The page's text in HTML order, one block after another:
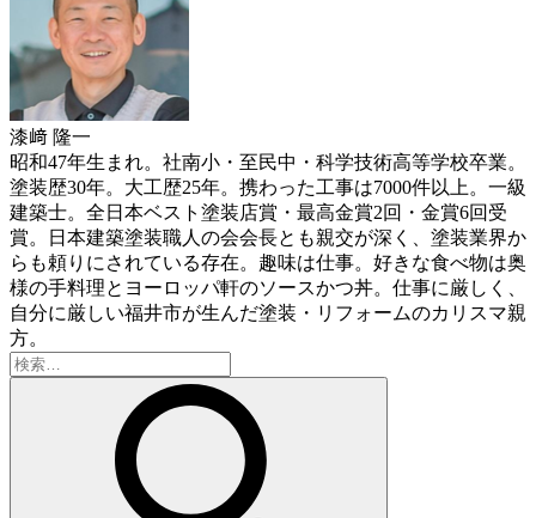
漆﨑 隆一
昭和47年生まれ。社南小・至民中・科学技術高等学校卒業。
塗装歴30年。大工歴25年。携わった工事は7000件以上。一級
建築士。全日本ベスト塗装店賞・最高金賞2回・金賞6回受
賞。日本建築塗装職人の会会長とも親交が深く、塗装業界か
らも頼りにされている存在。趣味は仕事。好きな食べ物は奥
様の手料理とヨーロッパ軒のソースかつ丼。仕事に厳しく、
自分に厳しい福井市が生んだ塗装・リフォームのカリスマ親
方。
検
索: